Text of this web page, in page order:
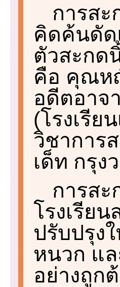
การส
คิดค้นดัด
ตัวสะกด
คือ คุณห
อดีตอาจ
(โรงเรีย
วิชาการ
เด็ท กรุง
การส
โรงเรีย
ปรับปรุง
หนวก แ
อย่างถูก